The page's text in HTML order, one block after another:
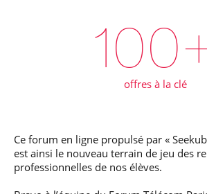
100
offres à la clé
Ce forum en ligne propulsé par «
est ainsi le nouveau terrain de jeu des
professionnelles de nos élèves.